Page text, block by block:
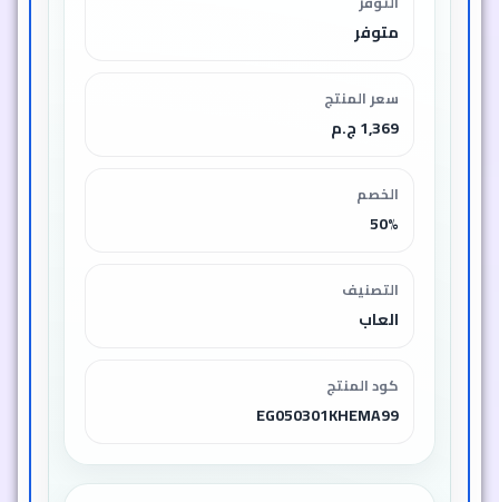
متوفر
سعر المنتج
1,369 ج.م
الخصم
50%
التصنيف
العاب
كود المنتج
EG050301KHEMA99